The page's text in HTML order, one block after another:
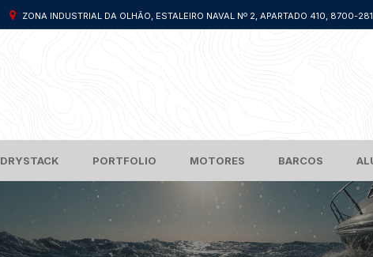
ZONA INDUSTRIAL DA OLHÃO, ESTALEIRO NAVAL Nº 2, APARTADO 410, 8700-
DRYSTACK PORTFOLIO MOTORES BARCOS